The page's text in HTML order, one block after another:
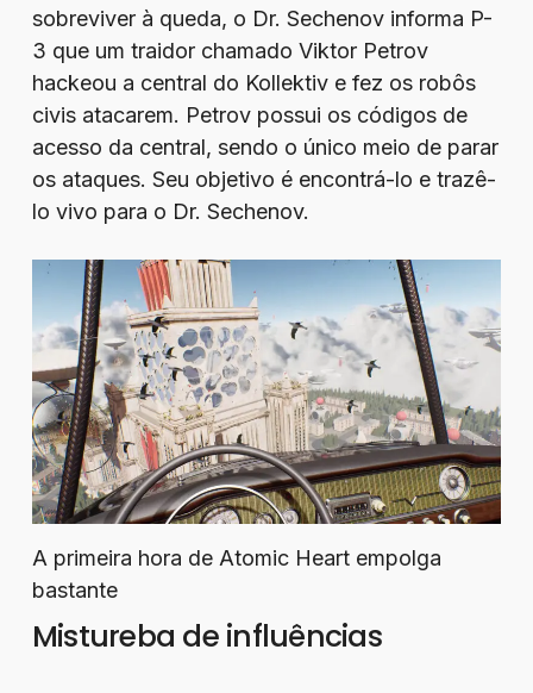
sobreviver à queda, o Dr. Sechenov informa P-
3 que um traidor chamado Viktor Petrov
hackeou a central do Kollektiv e fez os robôs
civis atacarem. Petrov possui os códigos de
acesso da central, sendo o único meio de parar
os ataques. Seu objetivo é encontrá-lo e trazê-
lo vivo para o Dr. Sechenov.
A primeira hora de Atomic Heart empolga
bastante
Mistureba de influências